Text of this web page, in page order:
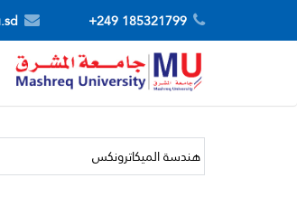
185321799 249+